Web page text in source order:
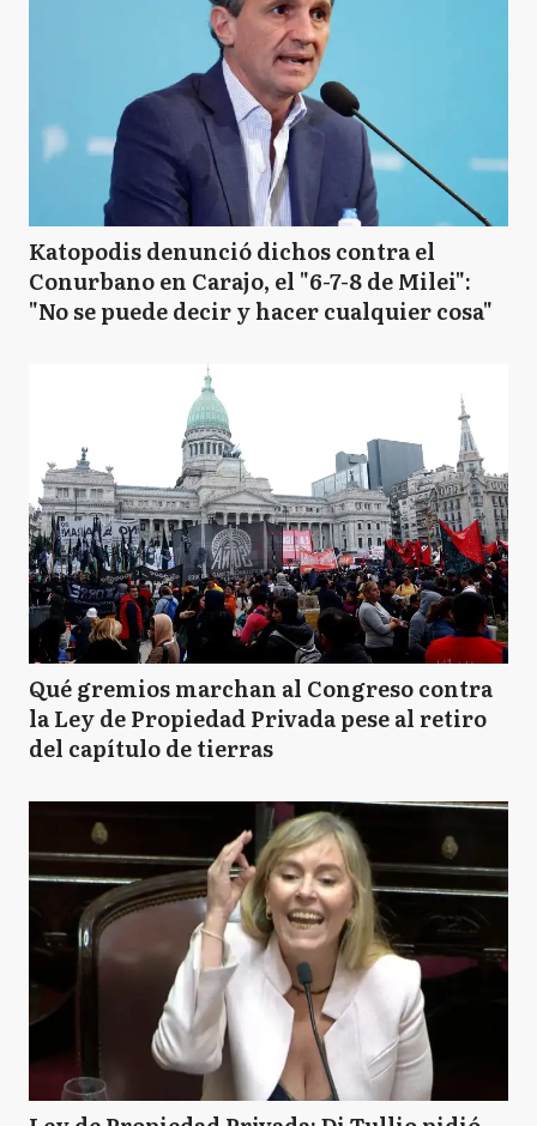
Katopodis denunció dichos contra el
Conurbano en Carajo, el "6-7-8 de Milei":
"No se puede decir y hacer cualquier cosa"
Qué gremios marchan al Congreso contra
la Ley de Propiedad Privada pese al retiro
del capítulo de tierras